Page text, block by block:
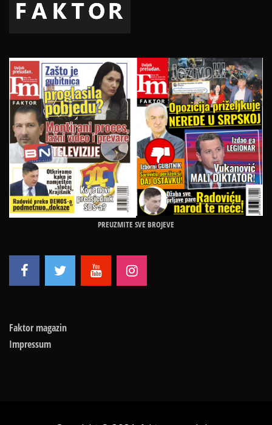
PREUZMITE SVE BROJEVE
Faktor magazin
Impressum